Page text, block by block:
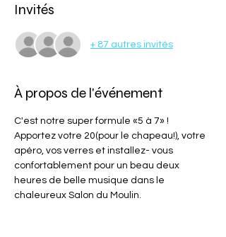
Invités
+ 87 autres invités
À propos de l'événement
C'est notre super formule «5 à 7» !
Apportez votre 20(pour le chapeau!), votre
apéro, vos verres et installez- vous
confortablement pour un beau deux
heures de belle musique dans le
chaleureux Salon du Moulin.